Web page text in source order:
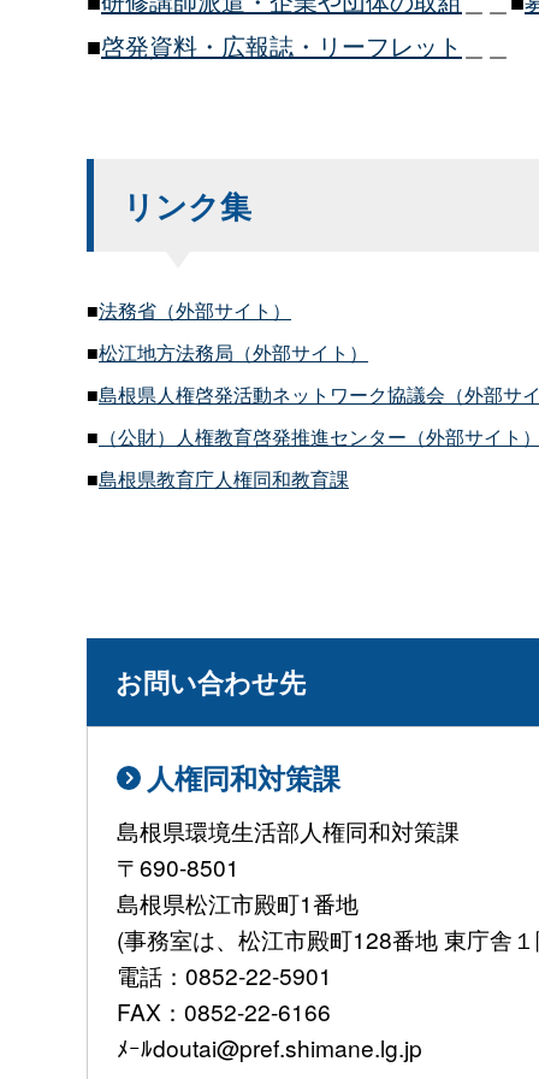
■啓発資料・広報誌・リーフレット
リンク集
■法務省（外部サイト）
■松江地方法務局（外部サイト）
■島根県人権啓発活動ネットワーク協議会（外部サイ
■ （公財）人権教育啓発推進センター（外部サイト）
■島根県教育庁人権同和教育課
お問い合わせ先
人権同和対策課
島根県環境生活部人権同和対策課
〒690-8501
島根県松江市殿町1番地
(事務室は、松江市殿町128番地 東庁舎
電話：0852-22-5901
FAX：0852-22-6166
ﾒｰﾙdoutai@pref.shimane.lg.jp